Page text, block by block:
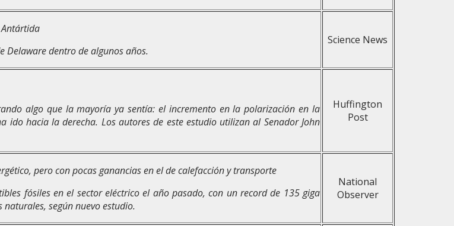
Delaware dentro de algunos años.
Science News
algo que la mayoría ya sentía: el incremento en la polarización en la
ido hacia la derecha. Los autores de este estudio utilizan al Senador John
Huffington
Post
pero con pocas ganancias en el de calefacción y transporte
fósiles en el sector eléctrico el año pasado, con un record de 135 giga
según nuevo estudio.
National
Observer